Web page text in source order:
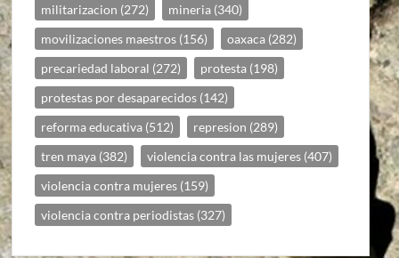
militarizacion (272) mineria (340)
movilizaciones maestros (156) oaxaca (282)
precariedad laboral (272) protesta (198)
protestas por desaparecidos (142)
reforma educativa (512) represion (289)
tren maya (382) violencia contra las mujeres (407)
violencia contra mujeres (159)
violencia contra periodistas (327)